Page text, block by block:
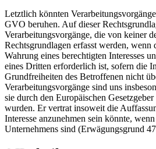
Letztlich könnten
GVO beruhen. Auf dieser
Verarbeitungsvorgänge, die von keiner
Rechtsgrundlagen erfasst werden, wenn
Wahrung eines berechtigten Interesses
eines Dritten erforderlich ist, sofern die
Grundfreiheiten des Betroffenen nicht
Verarbeitungsvorgänge sind uns
sie durch den Europäischen
wurden. Er vertrat insoweit die
Interesse anzunehmen sein könnte,
Unternehmens sind (Erwägungsgrund